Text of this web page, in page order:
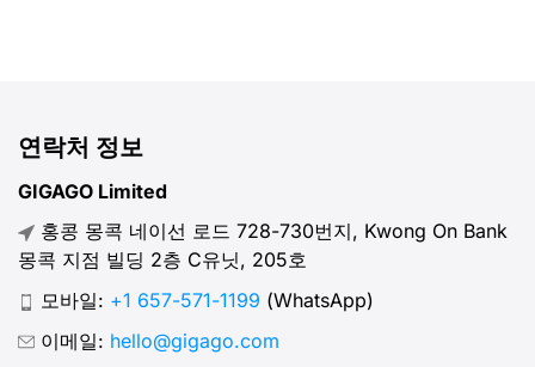
연락처 정보
GIGAGO Limited
홍콩 몽콕 네이선 로드 728-730번지, Kwong On Bank
몽콕 지점 빌딩 2층 C유닛, 205호
모바일: +1 657-571-1199 (WhatsApp)
이메일: hello@gigago.com